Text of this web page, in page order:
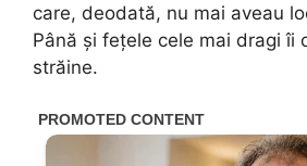
care, deodată, nu mai aveau
Până și fețele cele mai dragi îi
străine.